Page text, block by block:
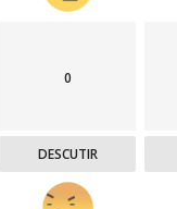
0
DESCUTIR